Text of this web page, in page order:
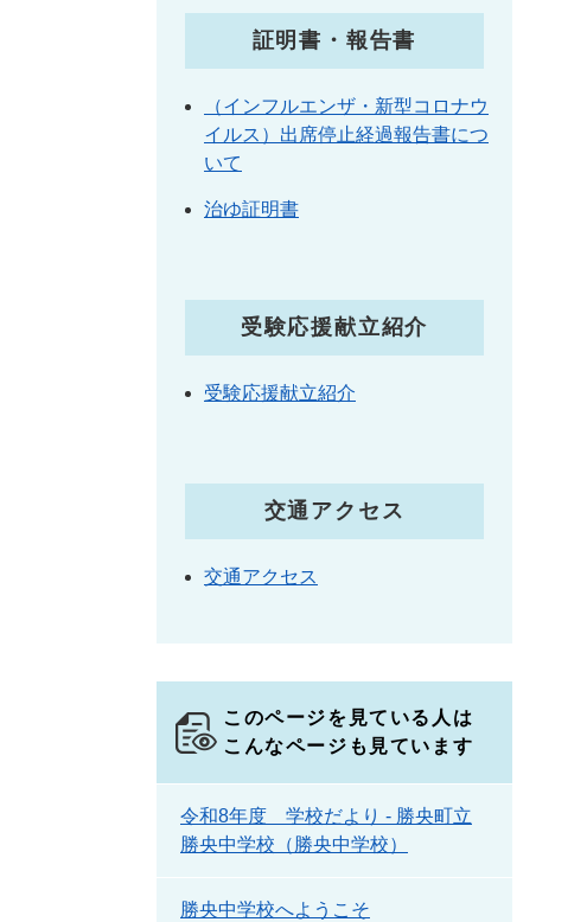
証明書・報告書
（インフルエンザ・新型コロナウ
イルス）出席停止経過報告書につ
いて
治ゆ証明書
受験応援献立紹介
受験応援献立紹介
交通アクセス
交通アクセス
このページを見ている人は
こんなページも見ています
令和8年度 学校だより - 勝央町立
勝央中学校（勝央中学校）
勝央中学校へようこそ